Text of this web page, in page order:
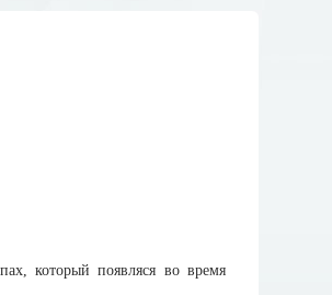
который появляся во время